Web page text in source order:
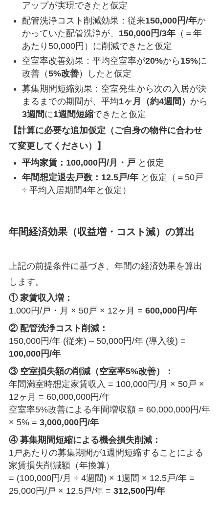
アップが実現できたと仮定
配管洗浄コスト削減効果：従来150,000円/年か
かっていた配管洗浄が、 150,000円/3年（＝年
あたり50,000円）に削減できたと仮定
空室率改善効果：平均空室率が20%から 15%に
改善（5%改善）したと仮定
募集期間短縮効果：空室発生から次の入居が決
まるまでの期間が、平均1ヶ月（約4週間） から
3週間に1週間短縮できたと仮定
【計算に必要な追加仮定（ご自身の物件に合わせ
て変更してください）】
平均家賃：100,000円/月・戸と仮定
年間想定退去戸数：12.5戸/年と仮定（＝50戸
÷ 平均入居期間4年と仮定）
年間経済効果（収益増・コスト減）の算出
上記の前提条件に基づき、年間の経済効果を算出
します。
① 家賃収入増：
1,000円/戸・月 × 50戸 × 12ヶ月 = 600,000円/年
② 配管洗浄コスト削減：
150,000円/年 (従来) – 50,000円/年 (導入後) =
100,000円/年
③ 空室損失額の削減（空室率5%改善）：
年間満室時想定家賃収入 = 100,000円/月 × 50戸 ×
12ヶ月 = 60,000,000円/年
空室率5%改善による年間増収額 = 60,000,000円/年
× 5% = 3,000,000円/年
④ 募集期間短縮による機会損失削減：
1戸あたりの募集期間が1週間短縮することによる
家賃損失削減額（年換算）
= (100,000円/月 ÷ 4週間) × 1週間 × 12.5戸/年 =
25,000円/戸 × 12.5戸/年 = 312,500円/年